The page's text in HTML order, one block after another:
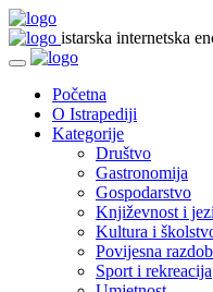
istarska internetska
Početna
O Istrapediji
Kategorije
Društvo
Gastronomija
Gospodarstvo
Književnost i
Kultura i
Povijesna
Sport i rekreacija